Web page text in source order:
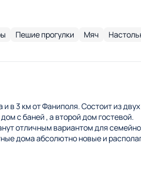
Пешие прогулки Мяч
в 3 км от Фаниполя. Состоит из
с баней , а второй дом гостевой.
отличным вариантом для
дома абсолютно новые и
беседка, вместимость которой до